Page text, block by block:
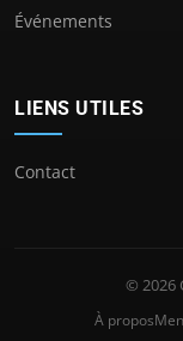
Événements
LIENS UTILES
Contact
© 2026
À propos